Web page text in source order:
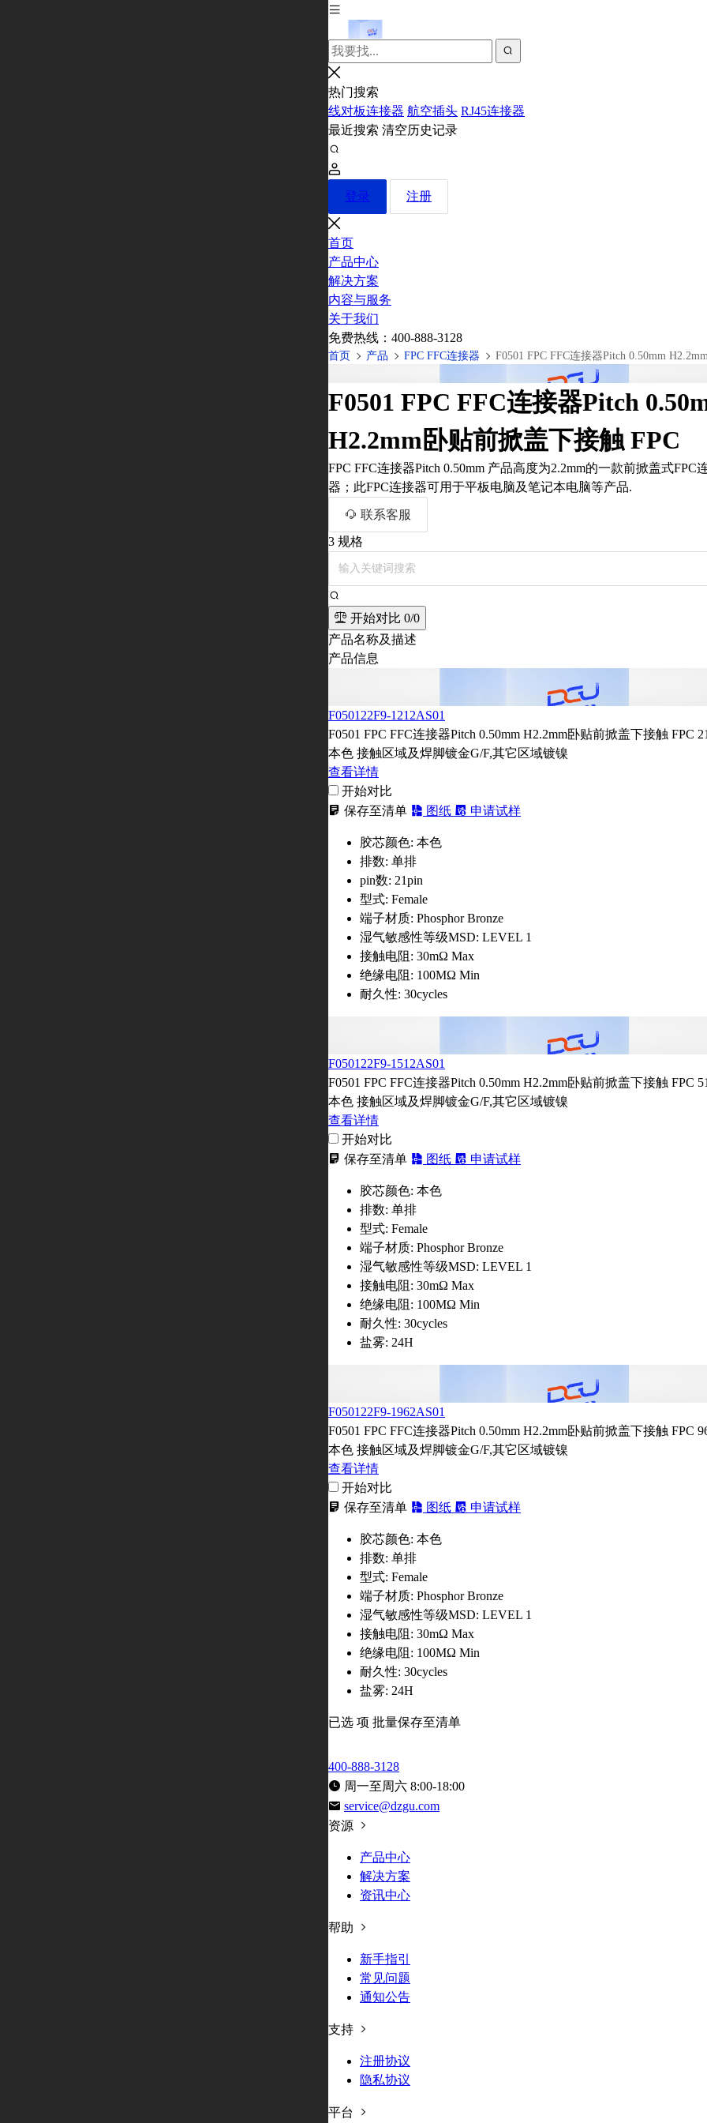
热门搜索
线对板连接器 航空插头 RJ45连接器
最近搜索 清空历史记录
登录 注册
首页
产品中心
解决方案
内容与服务
关于我们
免费热线： 400-888-3128
首页 产品 FPC FFC连接器
F0501 FPC FFC连接器Pitch
H2.2mm卧贴前掀盖下接触 FPC
FPC FFC连接器Pitch 0.50mm 产品高度为2.2mm的一款前掀盖式FPC
器；此FPC连接器可用于平板电脑及笔记本电脑等产品.
联系客服
3 规格
开始对比 0/0
产品名称及描述
产品信息
F050122F9-1212AS01
F0501 FPC FFC连接器Pitch 0.50mm H2.2mm卧贴前掀盖下接触 FPC
本色 接触区域及焊脚镀金G/F,其它区域镀镍
查看详情
开始对比
保存至清单
图纸 申请试样
胶芯颜色: 本色
排数: 单排
pin数: 21pin
型式: Female
端子材质: Phosphor Bronze
湿气敏感性等级MSD: LEVEL 1
接触电阻: 30mΩ Max
绝缘电阻: 100MΩ Min
耐久性: 30cycles
F050122F9-1512AS01
F0501 FPC FFC连接器Pitch 0.50mm H2.2mm卧贴前掀盖下接触 FPC
本色 接触区域及焊脚镀金G/F,其它区域镀镍
查看详情
开始对比
保存至清单
图纸 申请试样
胶芯颜色: 本色
排数: 单排
型式: Female
端子材质: Phosphor Bronze
湿气敏感性等级MSD: LEVEL 1
接触电阻: 30mΩ Max
绝缘电阻: 100MΩ Min
耐久性: 30cycles
盐雾: 24H
F050122F9-1962AS01
F0501 FPC FFC连接器Pitch 0.50mm H2.2mm卧贴前掀盖下接触 FPC
本色 接触区域及焊脚镀金G/F,其它区域镀镍
查看详情
开始对比
保存至清单
图纸 申请试样
胶芯颜色: 本色
排数: 单排
型式: Female
端子材质: Phosphor Bronze
湿气敏感性等级MSD: LEVEL 1
接触电阻: 30mΩ Max
绝缘电阻: 100MΩ Min
耐久性: 30cycles
盐雾: 24H
已选 项 批量保存至清单
400-888-3128
周一至周六 8:00-18:00
service@dzgu.com
资源
产品中心
解决方案
资讯中心
帮助
新手指引
常见问题
通知公告
支持
注册协议
隐私协议
平台